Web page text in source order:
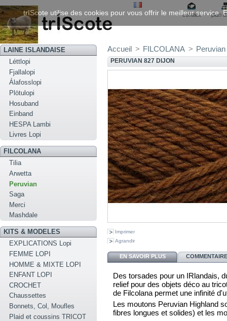
contact plan
LAINE ISLANDAISE
Léttlopi
Fjallalopi
Álafosslopi
Plötulopi
Hosuband
Einband
HESPA Lambi
Livres Lopi
FILCOLANA
Tilia
Arwetta
Peruvian
Saga
Merci
Mashdale
KITS & MODELES
EXPLICATIONS Lopi
FEMME LOPI
HOMME & MIXTE LOPI
ENFANT LOPI
CROCHET
Chaussettes
Bonnets, Col, Moufles
Plaid et coussins TRICOT
Accueil > FILCOLANA > Peruvian
PERUVIAN 827 DIJON
Imprimer
Agrandir
EN SAVOIR PLUS
Des torsades pour un IRlandais,
relief pour des objets déco au
de Filcolana permet une infinité
Les moutons Peruvian Highland
fibres longues et solides) et les
trIScote utilise des cookies pour vous offrir le meilleur